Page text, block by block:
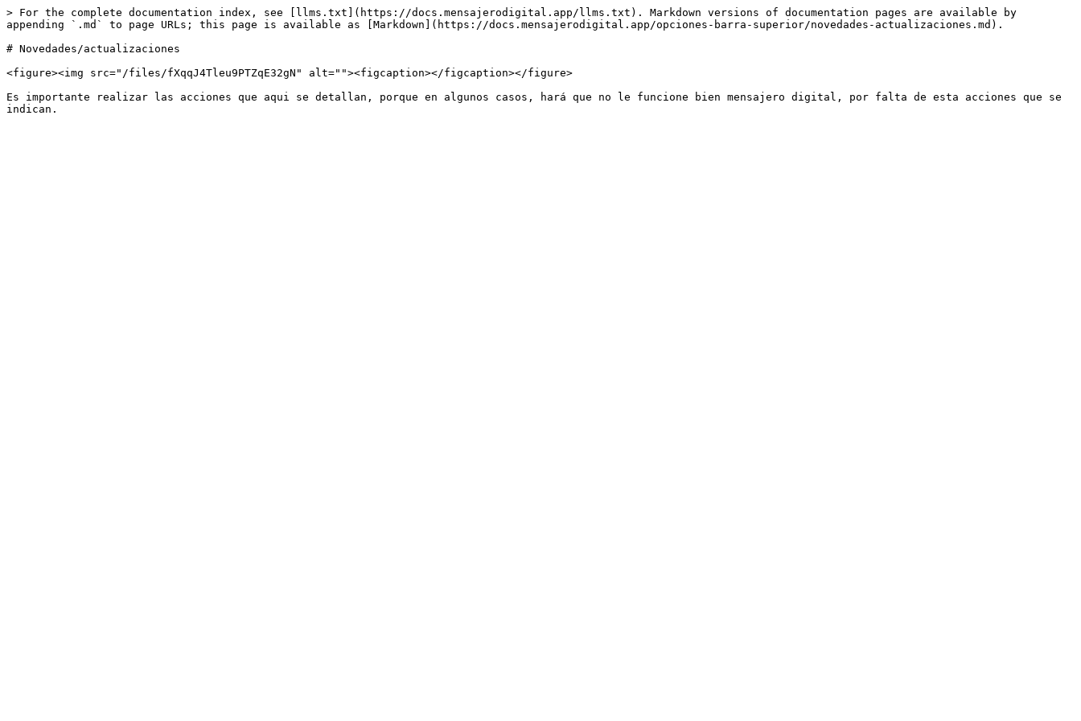
> For the complete documentation index, see [llms.txt](https://docs.mensajerodigital.app/llms.txt). Markdown versions of documentation pages are available by
appending `.md` to page URLs; this page is available as [Markdown](https://docs.mensajerodigital.app/opciones-barra-superior/novedades-actualizaciones.md).
# Novedades/actualizaciones
<figure><img src="/files/fXqqJ4Tleu9PTZqE32gN" alt=""><figcaption></figcaption></figure>
Es importante realizar las acciones que aqui se detallan, porque en algunos casos, hará que no le funcione bien mensajero digital, por falta de esta acciones que se